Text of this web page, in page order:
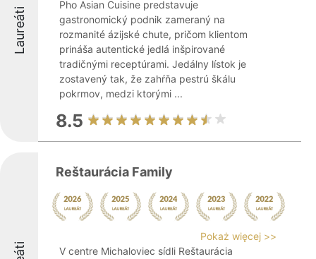
Laureáti
Pho Asian Cuisine predstavuje
gastronomický podnik zameraný na
rozmanité ázijské chute, pričom klientom
prináša autentické jedlá inšpirované
tradičnými receptúrami. Jedálny lístok je
zostavený tak, že zahŕňa pestrú škálu
pokrmov, medzi ktorými ...
8.5
Reštaurácia Family
Pokaż więcej >>
V centre Michaloviec sídli Reštaurácia